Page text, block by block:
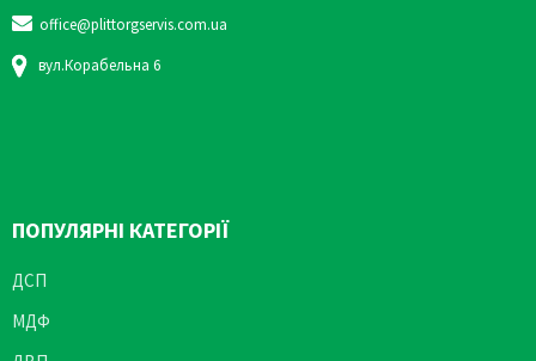
office@plittorgservis.com.ua
вул.Корабельна 6
ПОПУЛЯРНІ КАТЕГОРІЇ
ДСП
МДФ